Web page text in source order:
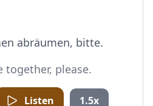
abräumen, bitte.
together, please.
Listen 1.5x